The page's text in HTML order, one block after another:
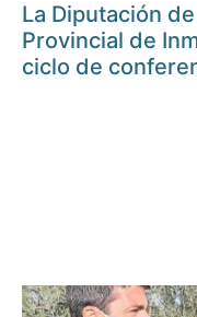
La Diputación
Provincial de
ciclo de